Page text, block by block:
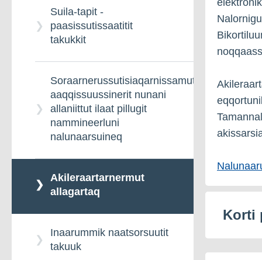
Pappiaqqanik nalilinnik
naqissusiinermi akitsuut
Suila-tapit -
paasissutissaatitit
takukkit
Soraarnerussutisiaqarnissamut
aaqqissuussinerit nunani
allaniittut ilaat pillugit
nammineerluni
nalunaarsuineq
Akileraartarnermut
allagartaq
Inaarummik naatsorsuutit
takuuk
Korti